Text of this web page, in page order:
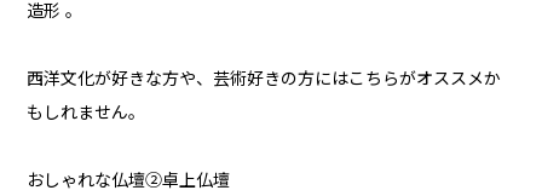
造形 。
西洋文化が好きな方や、芸術好きの方にはこちらがオススメか
もしれません。
おしゃれな仏壇②卓上仏壇